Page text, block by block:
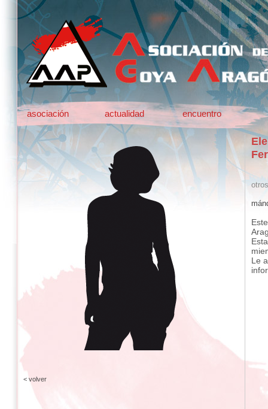
asociación actualidad encuentro
< volver
otros
Le